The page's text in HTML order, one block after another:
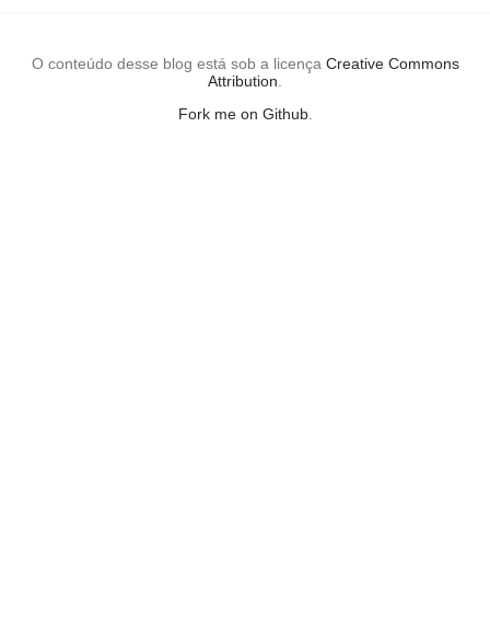
O conteúdo desse blog está sob a licença Creative Commons
Attribution
Fork me on Github.